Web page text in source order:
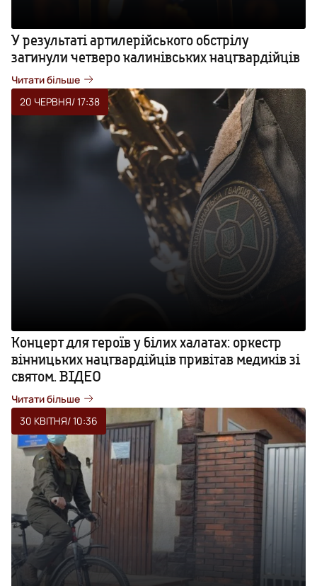
У результаті артилерійського обстрілу
загинули четверо калинівських нацгвардійців
Читати більше
20 ЧЕРВНЯ/ 17:38
Концерт для героїв у білих халатах: оркестр
вінницьких нацгвардійців привітав медиків зі
святом. ВІДЕО
Читати більше
30 КВІТНЯ/ 10:36